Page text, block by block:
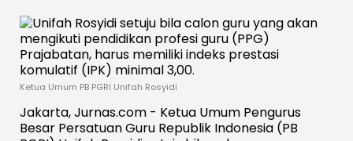
Ketua Umum PB PGRI Unifah Rosyidi
Jakarta, Jurnas.com - Ketua Umum Pengurus
Besar Persatuan Guru Republik Indonesia (PB